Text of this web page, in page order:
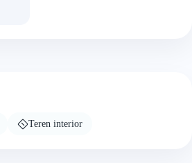
Teren interior